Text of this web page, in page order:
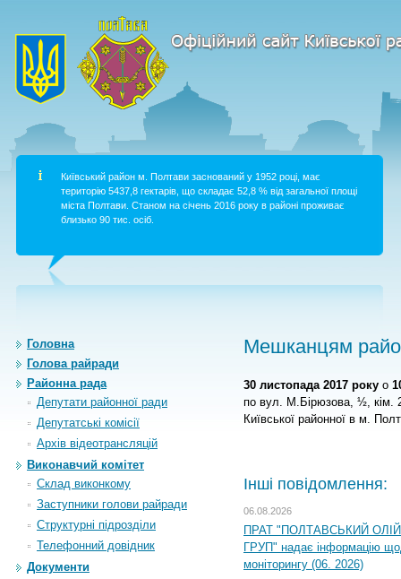
Київський район м. Полтави заснований у 1952 році, має
територію 5437,8 гектарів, що складає 52,8 % від загальної площі
міста Полтави. Станом на січень 2016 року в районі проживає
близько 90 тис. осіб.
Головна
Голова райради
Районна рада
Депутати районної ради
Депутатські комісії
Архiв вiдеотрансляцiй
Виконавчий комітет
Склад виконкому
Заступники голови райради
Структурні підрозділи
Телефонний довідник
Документи
Мешканцям
30 листопада 2017 року о
по вул. М.Бірюзова, ½, кім.
Київської районної в м.
Інші повідомлення:
06.08.2026
ПРАТ "ПОЛТАВСЬКИЙ
ГРУП" надає інформацію
моніторингу (06. 2026)